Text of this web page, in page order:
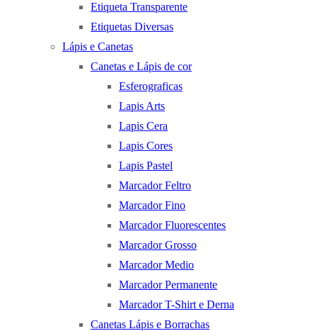
Etiqueta Transparente
Etiquetas Diversas
Lápis e Canetas
Canetas e Lápis de cor
Esferograficas
Lapis Arts
Lapis Cera
Lapis Cores
Lapis Pastel
Marcador Feltro
Marcador Fino
Marcador Fluorescentes
Marcador Grosso
Marcador Medio
Marcador Permanente
Marcador T-Shirt e Derna
Canetas Lápis e Borrachas